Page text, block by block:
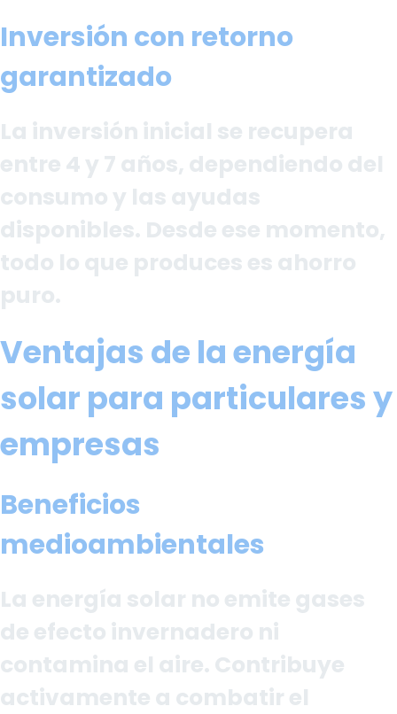
Inversión con retorno
garantizado
La inversión inicial se recupera
entre 4 y 7 años, dependiendo del
consumo y las ayudas
disponibles. Desde ese momento,
todo lo que produces es ahorro
puro.
Ventajas de la energía
solar para particulares y
empresas
Beneficios
medioambientales
La energía solar no emite gases
de efecto invernadero ni
contamina el aire. Contribuye
activamente a combatir el